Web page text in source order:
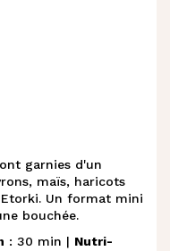
garnies d'un
maïs, haricots
Un format mini
bouchée.
: 30 min | Nutri-